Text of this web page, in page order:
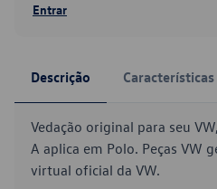
Entrar
Descrição Características
Vedação original para seu
A aplica em Polo. Peças VW
virtual oficial da VW.